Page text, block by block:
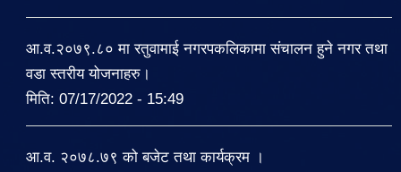
आ.व.२०७९.८० मा रतुवामाई नगरपकलिकामा संचालन हुने नगर तथा
वडा स्तरीय योजनाहरु।
मिति: 07/17/2022 - 15:49
आ.व. २०७८.७९ को बजेट तथा कार्यक्रम ।